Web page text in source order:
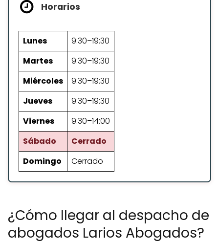
Horarios
Lunes
9:30–19:30
Martes
9:30–19:30
Miércoles
9:30–19:30
Jueves
9:30–19:30
Viernes
9:30–14:00
Sábado
Cerrado
Domingo
Cerrado
¿Cómo llegar al despacho de
abogados Larios Abogados?